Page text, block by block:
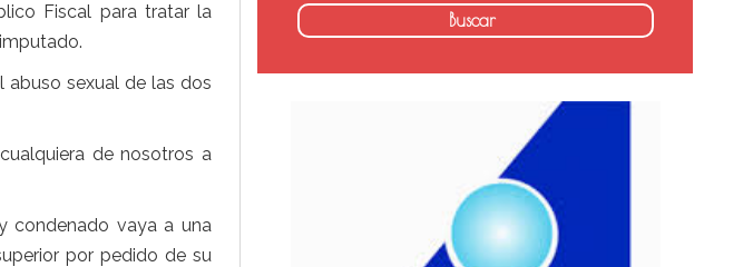
Fiscal para tratar la
sexual de las dos
de nosotros a
condenado vaya a una
por pedido de su